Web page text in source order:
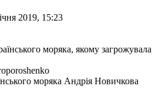
2019, 15:23
моряка Андрія Новичкова